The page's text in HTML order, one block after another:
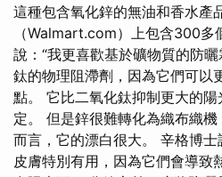
這種包含氧化鋅的無油和香水產
（Walmart.com）上包含300
說：“我更喜歡基於礦物質的防
鈦的物理阻滯劑，因為它們可以
點。 它比二氧化鈦抑制更大的
定。 但是鋅很難轉化為織布織
而言，它的漂白很大。 辛格博
皮膚特別有用，因為它們會導致